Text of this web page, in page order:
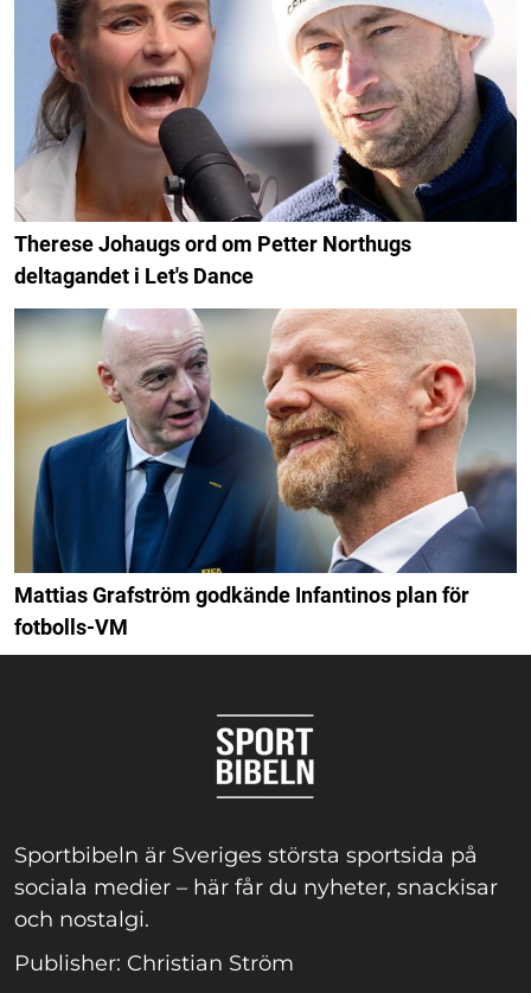
Therese Johaugs ord om Petter Northugs
deltagandet i Let's Dance
Mattias Grafström godkände Infantinos plan för
fotbolls-VM
Sportbibeln är Sveriges största sportsida på
sociala medier – här får du nyheter, snackisar
och nostalgi.
Publisher: Christian Ström